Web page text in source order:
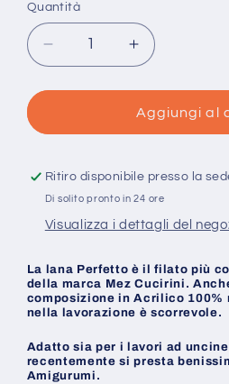
Quantità
Quantità
Diminuisci
quantità
per
100%
-
Mez
Aumenta
quantità
per
Perfetto
100%
-
Mez
Aggiungi al
Ritiro disponibile presso la
Di solito pronto in 24 ore
Visualizza i dettagli del
La lana Perfetto è il filato più
della marca Mez Cucirini.
composizione in Acrilico 100%
nella lavorazione è scorrevole.
Adatto sia per i lavori ad
recentemente si presta
Amigurumi.